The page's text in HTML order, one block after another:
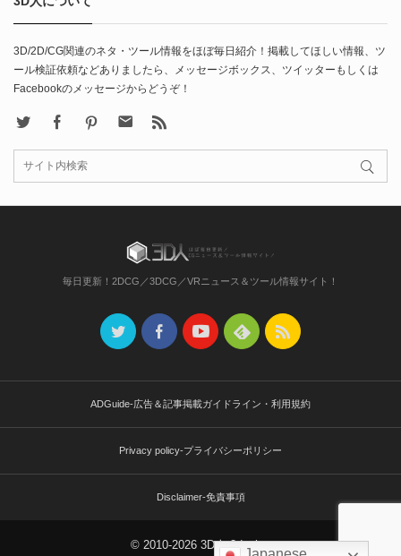
3D/2D/CG関連のネタ・ツール情報をほぼ毎日紹介！掲載してほしい情報、ツ
ール検証依頼などありましたら、メッセージボックス、ツイッターもしくは
Facebookのメッセージからどうぞ！
FacebookPinterest Contact
毎日更新！2DCG／3DCG／VRニュース＆ツール情報サイト！
ADGuide-広告＆記事掲載ガイドライン・利用規約
Privacy policy-プライバシーポリシー
Disclaimer-免責事項
© 2010-2026 3D人-3dnchu-